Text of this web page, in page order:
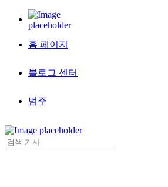
홈 페이지
블로그 센터
범주